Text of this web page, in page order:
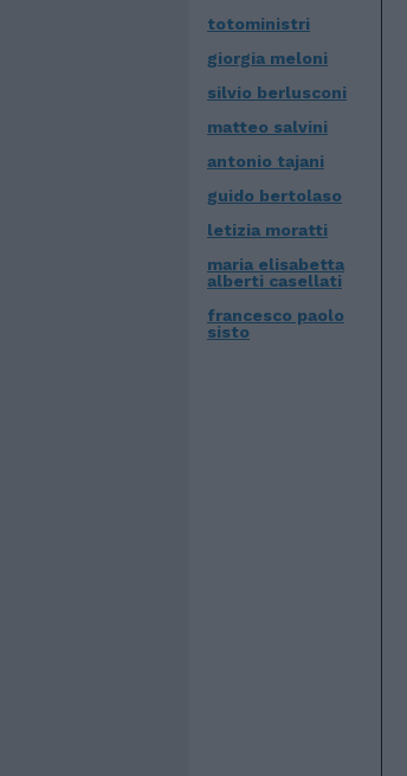
totoministri
giorgia meloni
silvio berlusconi
matteo salvini
antonio tajani
guido bertolaso
letizia moratti
maria elisabetta
alberti casellati
francesco paolo
sisto